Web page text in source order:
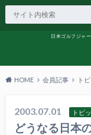
日本ゴルフジャ
HOME 会員記事 ト
2003.07.01 トピ
どうなる日